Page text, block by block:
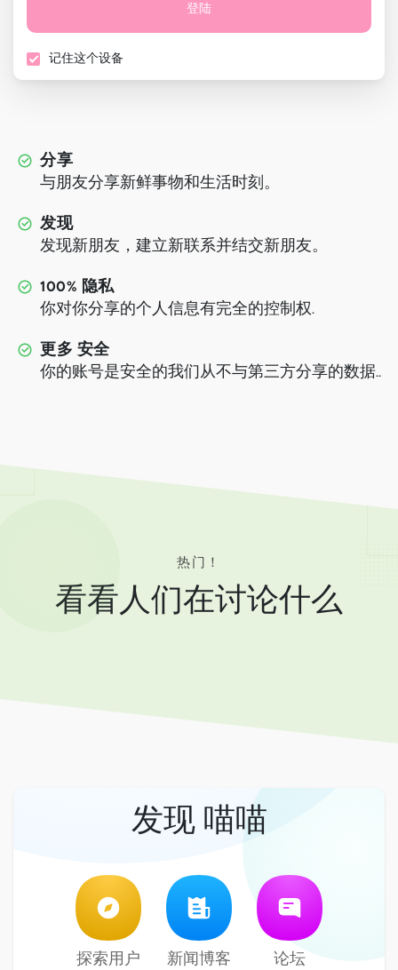
登陆
记住这个设备
分享
与朋友分享新鲜事物和生活时刻。
发现
发现新朋友，建立新联系并结交新朋友。
100% 隐私
你对你分享的个人信息有完全的控制权.
更多 安全
你的账号是安全的我们从不与第三方分享的数据..
热门！
看看人们在讨论什么
发现 喵喵
探索用户 新闻博客 论坛